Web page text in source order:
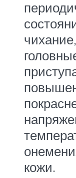
кожи.